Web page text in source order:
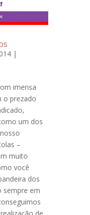
|
imensa
o prezado
um dos
–
muito
você
dos
sempre em
de